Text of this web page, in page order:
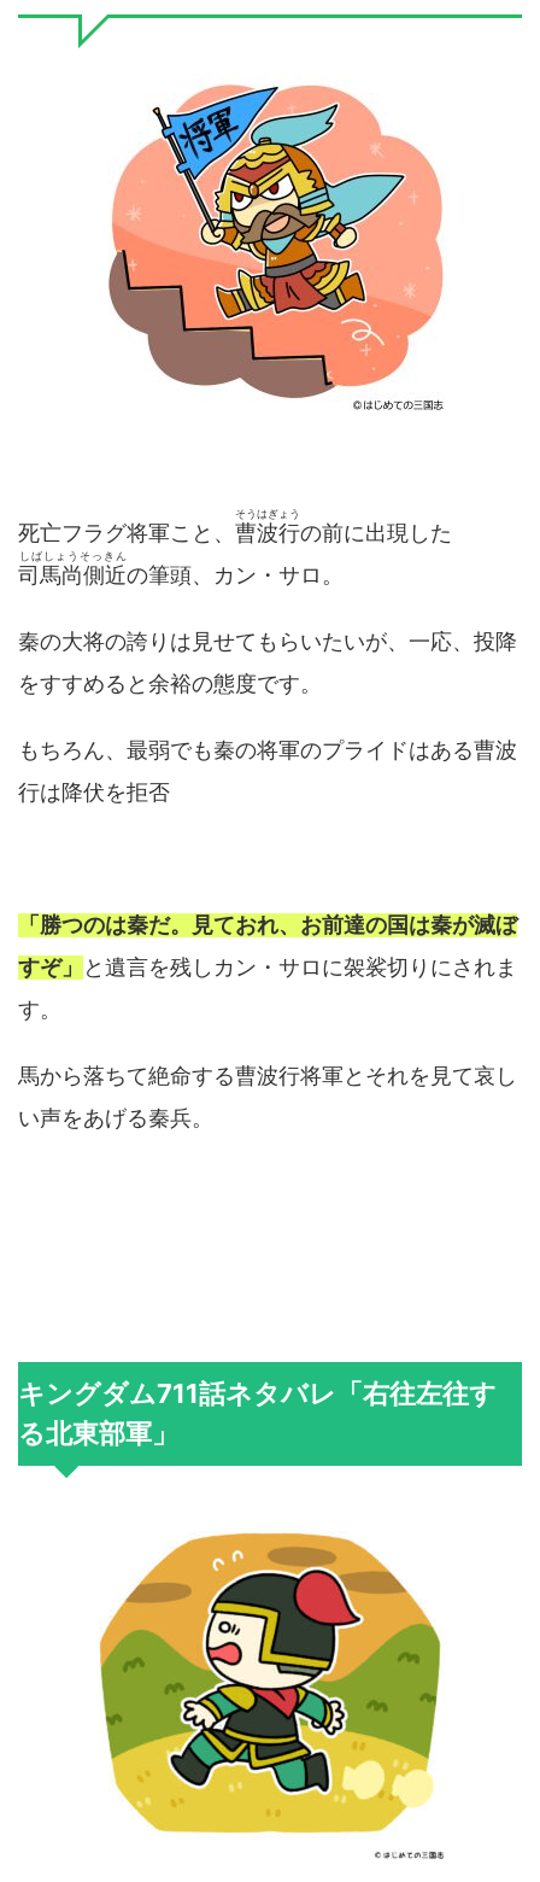
死亡フラグ将軍こと、 曹波行
そうはぎょう
の前に出現した
司馬尚側近
しばしょうそっきん
の筆頭、カン・サロ。
秦の大将の誇りは見せてもらいたいが、一応、投降
をすすめると余裕の態度です。
もちろん、最弱でも秦の将軍のプライドはある曹波
行は降伏を拒否
「勝つのは秦だ。見ておれ、お前達の国は秦が滅ぼ
すぞ」
と遺言を残しカン・サロに袈裟切りにされま
す。
馬から落ちて絶命する曹波行将軍とそれを見て哀し
い声をあげる秦兵。
キングダム711話ネタバレ「右往左往す
る北東部軍」